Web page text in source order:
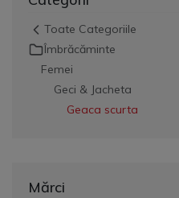
Toate Categoriile
Îmbrăcăminte
Femei
Geci & Jacheta
Geaca scurta
Mărci